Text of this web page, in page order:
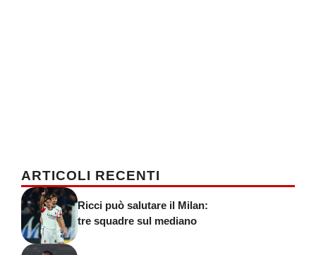
ARTICOLI RECENTI
Ricci può salutare il Milan:
tre squadre sul mediano